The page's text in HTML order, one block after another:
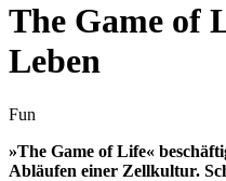
The Game of
Leben
Fun
»The Game of Life«
Abläufen einer Zellkultur.